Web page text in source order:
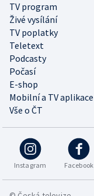
TV program
Živé vysílání
TV poplatky
Teletext
Podcasty
Počasí
E-shop
Mobilní a TV aplikace
Vše o ČT
Instagram Facebook